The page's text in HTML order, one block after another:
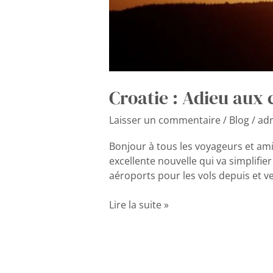
Croatie : Adieu aux
Laisser un commentaire/ Blog/
Bonjour à tous les voyageurs et
excellente nouvelle qui va
aéroports pour les vols depuis et
Lire la suite »